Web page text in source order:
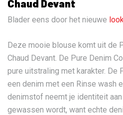
Chaud Devant
Blader eens door het nieuwe
Deze mooie blouse komt uit de
Chaud Devant. De Pure Denim
pure uitstraling met karakter. De
een denim met een Rinse wash
denimstof neemt je identiteit
gewassen wordt, want echte